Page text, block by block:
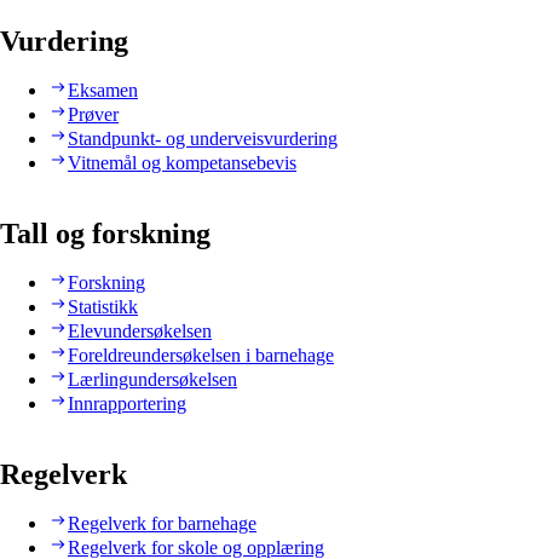
Vurdering
Eksamen
Prøver
Standpunkt- og underveisvurdering
Vitnemål og kompetansebevis
Tall og forskning
Forskning
Statistikk
Elevundersøkelsen
Foreldreundersøkelsen i barnehage
Lærlingundersøkelsen
Innrapportering
Regelverk
Regelverk for barnehage
Regelverk for skole og opplæring